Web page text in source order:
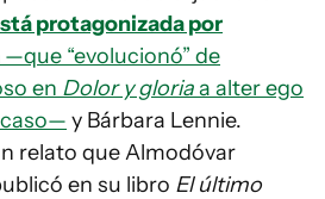
protagonizada por
—que “evolucionó” de
en Dolor y gloriaa alter ego
y Bárbara Lennie.
relato que Almodóvar
en su libro El último